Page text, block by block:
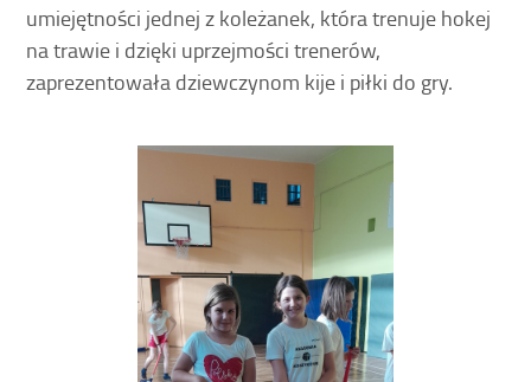
umiejętności jednej z koleżanek, która trenuje hokej
na trawie i dzięki uprzejmości trenerów,
zaprezentowała dziewczynom kije i piłki do gry.